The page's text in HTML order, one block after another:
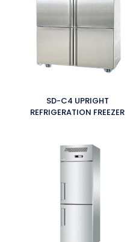
SD-C4 UPRIGHT
REFRIGERATION FREEZER